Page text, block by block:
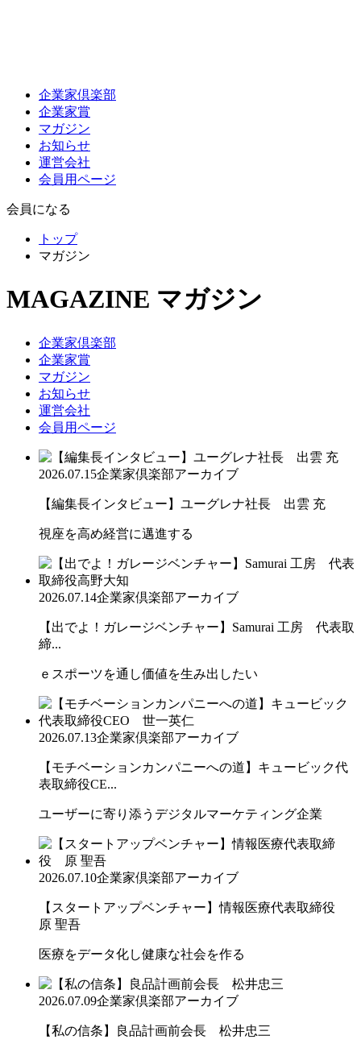
企業家倶楽部
企業家賞
マガジン
お知らせ
運営会社
会員用ページ
会員になる
トップ
マガジン
MAGAZINE マガジン
企業家倶楽部
企業家賞
マガジン
お知らせ
運営会社
会員用ページ
2026.07.15企業家倶楽部アーカイブ
【編集長インタビュー】ユーグレナ社長 出雲 充
視座を高め経営に邁進する
2026.07.14企業家倶楽部アーカイブ
【出でよ！ガレージベンチャー】Samurai 工房 代表取
締...
ｅスポーツを通し価値を生み出したい
2026.07.13企業家倶楽部アーカイブ
【モチベーションカンパニーへの道】キュービック代
表取締役CE...
ユーザーに寄り添うデジタルマーケティング企業
2026.07.10企業家倶楽部アーカイブ
【スタートアップベンチャー】情報医療代表取締役
原 聖吾
医療をデータ化し健康な社会を作る
2026.07.09企業家倶楽部アーカイブ
【私の信条】良品計画前会長 松井忠三